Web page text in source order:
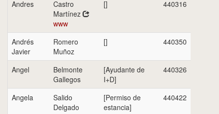
Andres
Castro
Martínez
www
[] 440316
Andrés
Javier
Romero
Muñoz
[] 440350
Angel
Belmonte
Gallegos
[Ayudante de
I+D]
440326
Angela
Salido
Delgado
[Permiso de
estancia]
440422